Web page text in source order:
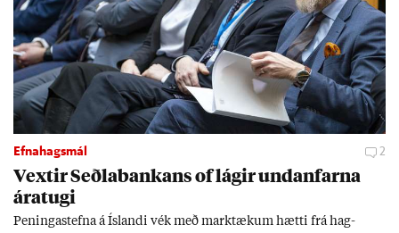
Efnahagsmál 2
Vext­ir Seðla­bank­ans of lág­ir und­an­farna
ára­tugi
Pen­inga­stefna á Ís­landi vék með mark­tæk­um hætti frá hag­